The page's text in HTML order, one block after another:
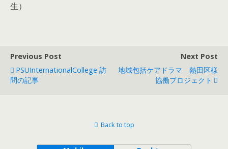
生）
Previous Post
PSUInternationalCollege 訪
問の記事
Next Post
地域包括ケアドラマ 熱田区様
協働プロジェクト
Back to top